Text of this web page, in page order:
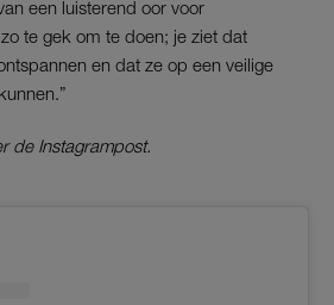
een luisterend oor voor
te gek om te doen; je ziet dat
en dat ze op een veilige
de Instagrampost.